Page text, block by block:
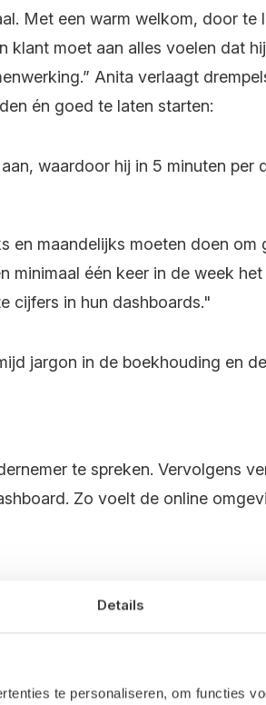
Details
te personaliseren, om functies
Met een warm welkom, door te
klant moet aan alles voelen dat hij
” Anita verlaagt
én goed te laten starten:
aan, waardoor hij in 5 minuten
en maandelijks moeten doen om
minimaal één keer in de week het
cijfers in hun dashboards."
jargon in de boekhouding en
te spreken. Vervolgens
. Zo voelt de online
je koppelt aan het dashboard
als zede voortgangdirect